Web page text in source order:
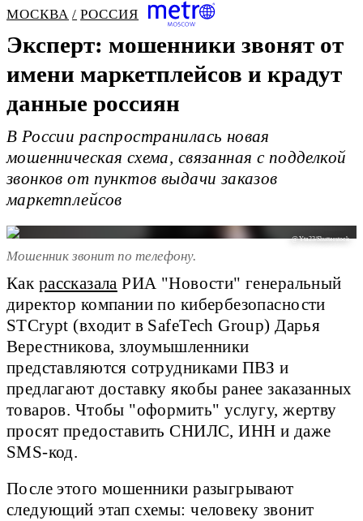
МОСКВА РОССИЯ
Эксперт: мошенники звонят от
имени маркетплейсов и крадут
данные россиян
В России распространилась новая
мошенническая схема, связанная с подделкой
звонков от пунктов выдачи заказов
маркетплейсов
@ Yta23/Shutterstock
Мошенник звонит по телефону.
Как рассказала РИА "Новости" генеральный
директор компании по кибербезопасности
STCrypt (входит в SafeTech Group) Дарья
Верестникова, злоумышленники
представляются сотрудниками ПВЗ и
предлагают доставку якобы ранее заказанных
товаров. Чтобы "оформить" услугу, жертву
просят предоставить СНИЛС, ИНН и даже
SMS-код.
После этого мошенники разыгрывают
следующий этап схемы: человеку звонит